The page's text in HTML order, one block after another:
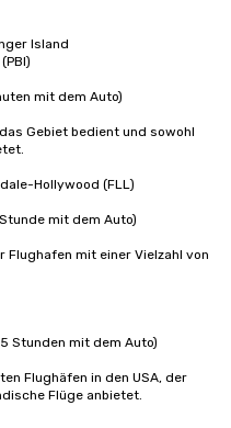
Island
mit dem Auto)
Gebiet bedient und sowohl
Hollywood (FLL)
mit dem Auto)
Flughafen mit einer Vielzahl von
Stunden mit dem Auto)
Flughäfen in den USA, der
Flüge anbietet.